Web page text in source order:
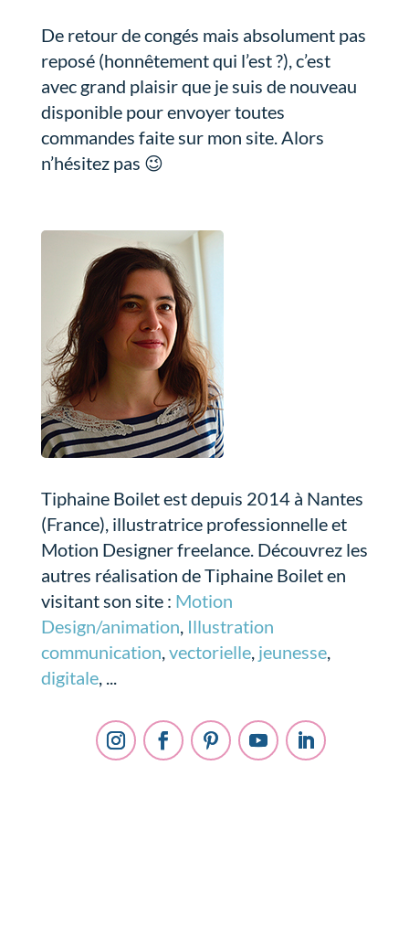
De retour de congés mais absolument pas
reposé (honnêtement qui l’est ?), c’est
avec grand plaisir que je suis de nouveau
disponible pour envoyer toutes
commandes faite sur mon site. Alors
n’hésitez pas 😉
Tiphaine Boilet est depuis 2014 à Nantes
(France), illustratrice professionnelle et
Motion Designer freelance. Découvrez les
autres réalisation de Tiphaine Boilet en
visitant son site : Motion
Design/animation, Illustration
communication,vectorielle, jeunesse,
digitale, ...